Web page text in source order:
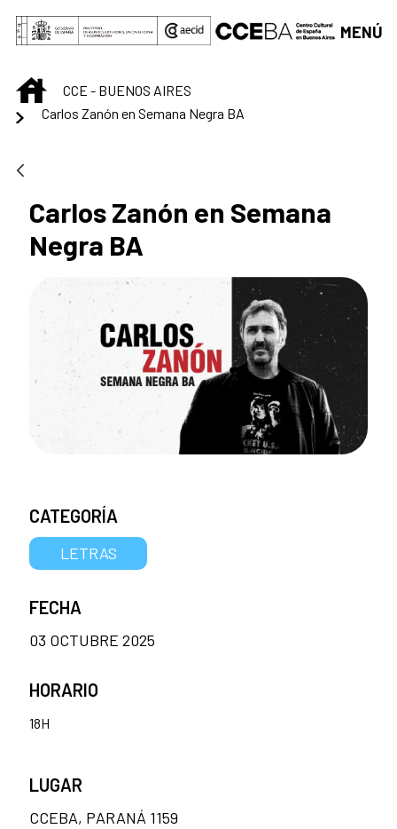
Saltar al contenido principal
MENÚ
INICIOCCE - BUENOS AIRES
Carlos Zanón en Semana Negra BA
Carlos Zanón en Semana
Negra BA
CATEGORÍA
LETRAS
FECHA
03 OCTUBRE 2025
HORARIO
18H
LUGAR
CCEBA, PARANÁ 1159